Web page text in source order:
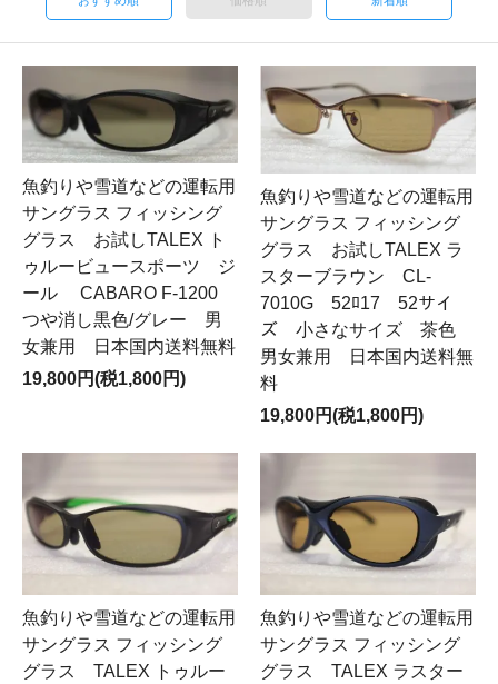
魚釣りや雪道などの運転用
サングラス フィッシング
グラス お試しTALEX ト
ゥルービュースポーツ ジ
ール CABARO F-1200
つや消し黒色/グレー 男
女兼用 日本国内送料無料
19,800円(税1,800円)
魚釣りや雪道などの運転用
サングラス フィッシング
グラス お試しTALEX ラ
スターブラウン CL-
7010G 52ﾛ17 52サイ
ズ 小さなサイズ 茶色
男女兼用 日本国内送料無
料
19,800円(税1,800円)
魚釣りや雪道などの運転用
サングラス フィッシング
グラス TALEX トゥルー
魚釣りや雪道などの運転用
サングラス フィッシング
グラス TALEX ラスター